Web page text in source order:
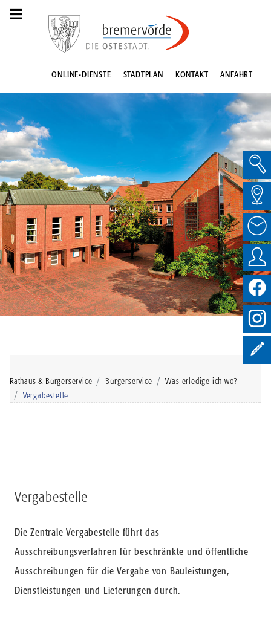
ONLINE-DIENSTE STADTPLAN KONTAKT ANFAHRT
Rathaus & Bürgerservice Bürgerservice
Was erledige ich wo?
Vergabestelle
Vergabestelle
Die Zentrale Vergabestelle führt das
Ausschreibungsverfahren für beschränkte und öffentliche
Ausschreibungen für die Vergabe von Bauleistungen,
Dienstleistungen und Lieferungen durch.